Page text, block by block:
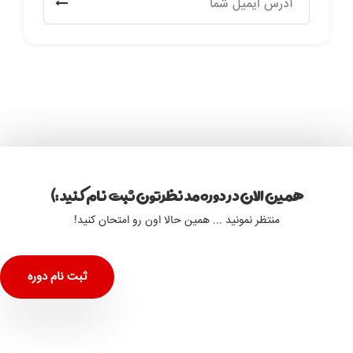
همین الان در دوره مد نظرتون ثبت نام کنید :)
منتظر نمونید ... همین حالا اون رو امتحان کنید!
ثبت نام دوره